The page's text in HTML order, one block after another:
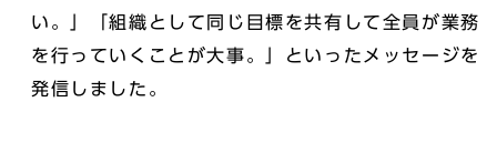
い。」「組織として同じ目標を共有して全員が業務
を行っていくことが大事。」といったメッセージを
発信しました。